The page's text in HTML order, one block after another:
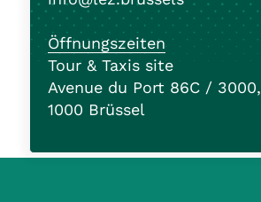
Öffnungszeiten
Tour & Taxis site
Avenue du Port 86C / 3000,
1000 Brüssel